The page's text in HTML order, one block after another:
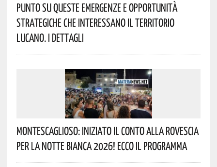
Punto Su Queste Emergenze E Opportunità
Strategiche Che Interessano Il Territorio
Lucano. I Dettagli
Montescaglioso: Iniziato Il Conto Alla Rovescia
Per La Notte Bianca 2026! Ecco Il Programma